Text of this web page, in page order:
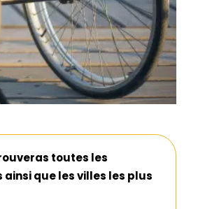
toutes les
que les villes les plus